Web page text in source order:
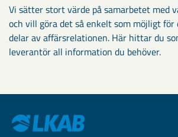
Vi sätter stort värde på samarbetet med
och vill göra det så enkelt som möjligt
delar av affärsrelationen. Här hittar du
leverantör all information du behöver.